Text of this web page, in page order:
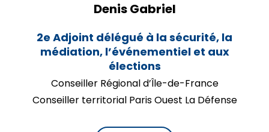
Denis Gabriel
2e Adjoint délégué à la sécurité, la
médiation, l’événementiel et aux
élections
Conseiller Régional d’Île-de-France
Conseiller territorial Paris Ouest La Défense